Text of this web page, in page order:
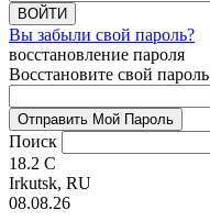
Вы забыли свой пароль?
восстановление пароля
Восстановите свой пароль
Поиск
18.2 C
Irkutsk, RU
08.08.26